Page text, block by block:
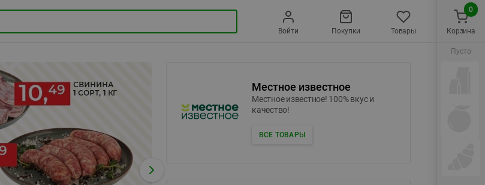
Войти Покупки Товары
Местное известное
Местное известное! 100% вкус и
качество!
ВСЕ ТОВАРЫ
Корзина
0
Пусто